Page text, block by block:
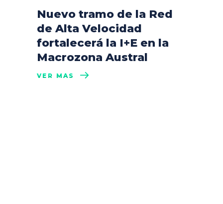
Nuevo tramo de la Red
de Alta Velocidad
fortalecerá la I+E en la
Macrozona Austral
VER MÁS